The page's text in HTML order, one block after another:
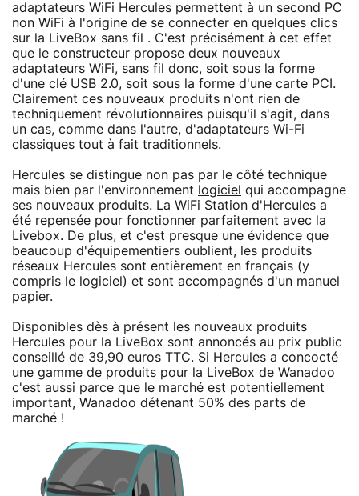
adaptateurs WiFi Hercules permettent à un second PC
non WiFi à l'origine de se connecter en quelques clics
sur la LiveBox sans fil . C'est précisément à cet effet
que le constructeur propose deux nouveaux
adaptateurs WiFi, sans fil donc, soit sous la forme
d'une clé USB 2.0, soit sous la forme d'une carte PCI.
Clairement ces nouveaux produits n'ont rien de
techniquement révolutionnaires puisqu'il s'agit, dans
un cas, comme dans l'autre, d'adaptateurs Wi-Fi
classiques tout à fait traditionnels.
Hercules se distingue non pas par le côté technique
mais bien par l'environnement
logiciel qui accompagne
ses nouveaux produits. La WiFi Station d'Hercules a
été repensée pour fonctionner parfaitement avec la
Livebox. De plus, et c'est presque une évidence que
beaucoup d'équipementiers oublient, les produits
réseaux Hercules sont entièrement en français (y
compris le logiciel) et sont accompagnés d'un manuel
papier.
Disponibles dès à présent les nouveaux produits
Hercules pour la LiveBox sont annoncés au prix public
conseillé de 39,90 euros TTC. Si Hercules a concocté
une gamme de produits pour la LiveBox de Wanadoo
c'est aussi parce que le marché est potentiellement
important, Wanadoo détenant 50% des parts de
marché !